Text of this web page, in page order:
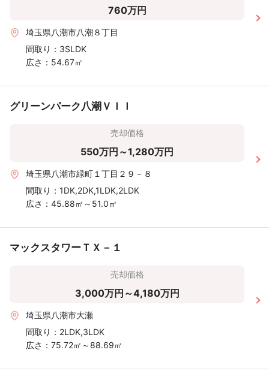
760万円
埼玉県八潮市八潮８丁目
間取り： 3SLDK
広さ： 54.67㎡
グリーンパーク八潮ＶＩＩ
売却価格
550万円～1,280万円
埼玉県八潮市緑町１丁目２９－８
間取り： 1DK,2DK,1LDK,2LDK
広さ： 45.88㎡～51.0㎡
マックスタワーＴＸ－１
売却価格
3,000万円～4,180万円
埼玉県八潮市大瀬
間取り： 2LDK,3LDK
広さ： 75.72㎡～88.69㎡